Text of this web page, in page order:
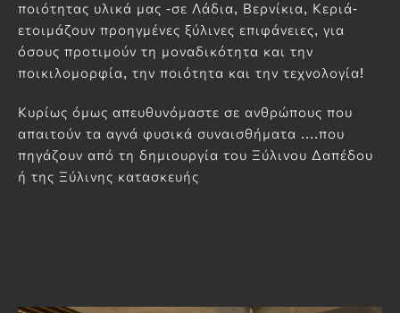
ποιότητας υλικά μας -σε Λάδια, Βερνίκια, Κεριά-
ετοιμάζουν προηγμένες ξύλινες επιφάνειες, για
όσους προτιμούν τη μοναδικότητα και την
ποικιλομορφία, την ποιότητα και την τεχνολογία!
Κυρίως όμως απευθυνόμαστε σε ανθρώπους που
απαιτούν τα αγνά φυσικά συναισθήματα ....που
πηγάζουν από τη δημιουργία του Ξύλινου Δαπέδου
ή της Ξύλινης κατασκευής